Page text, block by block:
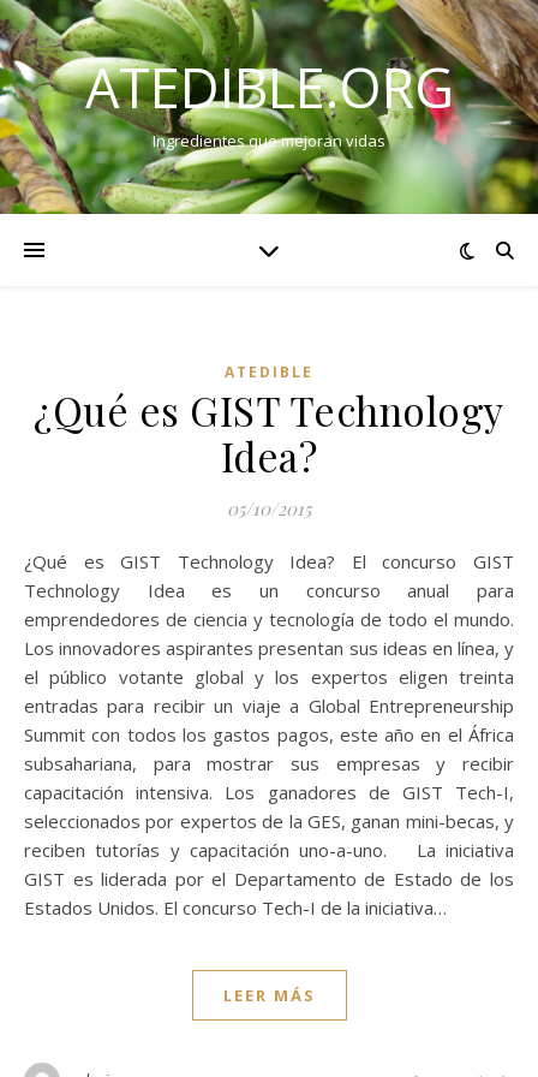
ATEDIBLE.ORG
Ingredientes que mejoran vidas
ATEDIBLE
¿Qué es GIST Technology
Idea?
05/10/2015
¿Qué es GIST Technology Idea? El concurso GIST
Technology Idea es un concurso anual para
emprendedores de ciencia y tecnología de todo el mundo.
Los innovadores aspirantes presentan sus ideas en línea, y
el público votante global y los expertos eligen treinta
entradas para recibir un viaje a Global Entrepreneurship
Summit con todos los gastos pagos, este año en el África
subsahariana, para mostrar sus empresas y recibir
capacitación intensiva. Los ganadores de GIST Tech-I,
seleccionados por expertos de la GES, ganan mini-becas, y
reciben tutorías y capacitación uno-a-uno. La iniciativa
GIST es liderada por el Departamento de Estado de los
Estados Unidos. El concurso Tech-I de la iniciativa…
LEER MÁS